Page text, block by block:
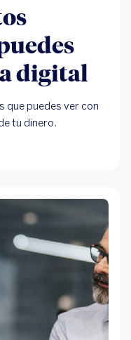
digital
que puedes ver con
tu dinero.